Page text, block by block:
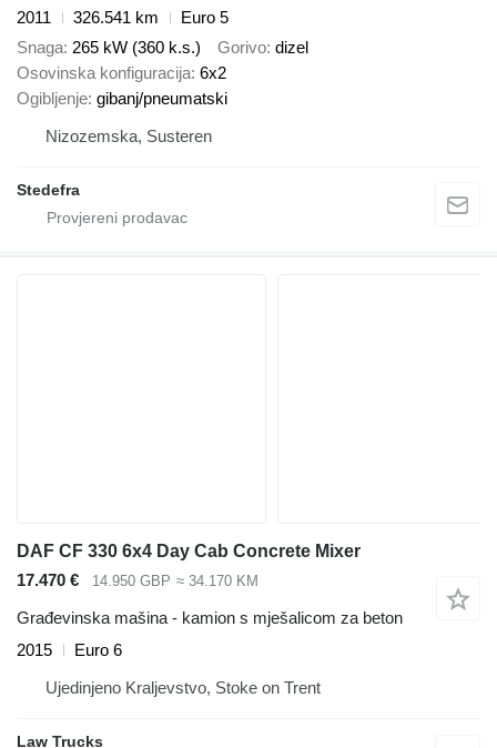
2011
326.541 km
Euro 5
Snaga 265 kW (360 k.s.) Gorivo dizel
Osovinska konfiguracija 6x2
Ogibljenje gibanj/pneumatski
Nizozemska, Susteren
Stedefra
DAF CF 330 6x4 Day Cab Concrete Mixer
17.470 €
14.950 GBP ≈ 34.170 KM
Građevinska mašina - kamion s mješalicom za beton
2015
Euro 6
Ujedinjeno Kraljevstvo, Stoke on Trent
Law Trucks